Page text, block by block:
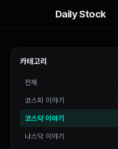
Daily Stock
카테고리
전체
코스피 이야기
코스닥 이야기
나스닥 이야기